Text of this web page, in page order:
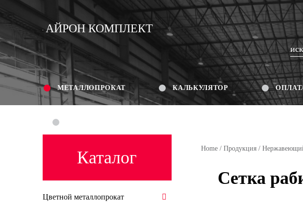
АЙРОН КОМПЛЕКТ
МЕТАЛЛОПРОКАТ КАЛЬКУЛЯТОР
Home/ Продукция/
Сетка
Каталог
Цветной металлопрокат